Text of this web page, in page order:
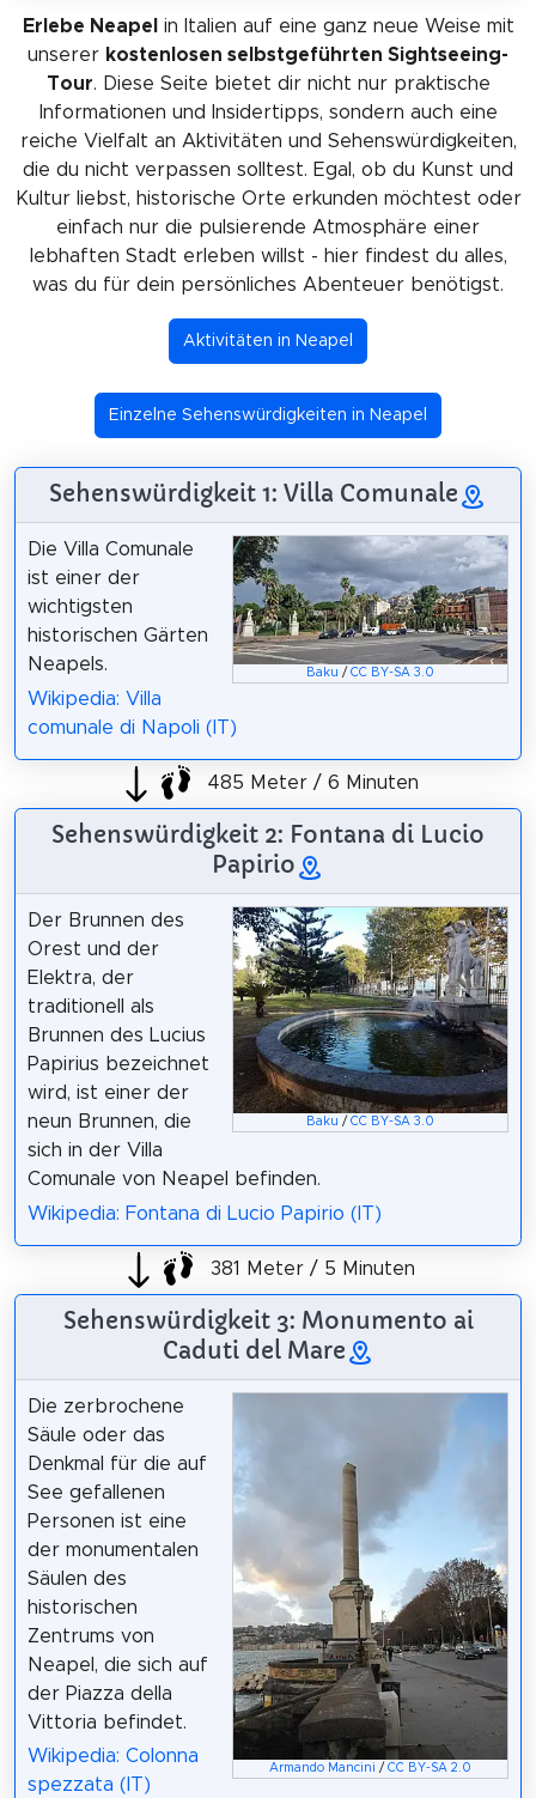
Erlebe Neapel
in Italien auf eine ganz neue Weise mit
unserer kostenlosen selbstgeführten Sightseeing-
Tour. Diese Seite bietet dir nicht nur praktische
Informationen und Insidertipps, sondern auch eine
reiche Vielfalt an Aktivitäten und Sehenswürdigkeiten,
die du nicht verpassen solltest. Egal, ob du Kunst und
Kultur liebst, historische Orte erkunden möchtest oder
einfach nur die pulsierende Atmosphäre einer
lebhaften Stadt erleben willst - hier findest du alles,
was du für dein persönliches Abenteuer benötigst.
Aktivitäten in Neapel
Einzelne Sehenswürdigkeiten in Neapel
Sehenswürdigkeit 1: Villa Comunale
Baku /CC BY-SA 3.0
Die Villa Comunale
ist einer der
wichtigsten
historischen Gärten
Neapels.
Wikipedia: Villa
comunale di Napoli (IT)
485 Meter / 6 Minuten
Sehenswürdigkeit 2: Fontana di Lucio
Papirio
Baku /CC BY-SA 3.0
Der Brunnen des
Orest und der
Elektra, der
traditionell als
Brunnen des Lucius
Papirius bezeichnet
wird, ist einer der
neun Brunnen, die
sich in der Villa
Comunale von Neapel befinden.
Wikipedia: Fontana di Lucio Papirio (IT)
381 Meter / 5 Minuten
Sehenswürdigkeit 3: Monumento ai
Caduti del Mare
Armando Mancini /CC BY-SA 2.0
Die zerbrochene
Säule oder das
Denkmal für die auf
See gefallenen
Personen ist eine
der monumentalen
Säulen des
historischen
Zentrums von
Neapel, die sich auf
der Piazza della
Vittoria befindet.
Wikipedia: Colonna
spezzata (IT)